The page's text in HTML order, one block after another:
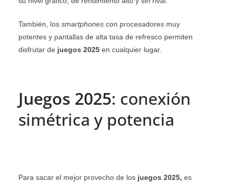
También, los smartphones con procesadores muy
potentes y pantallas de alta tasa de refresco permiten
disfrutar de juegos 2025 en cualquier lugar.
Juegos 2025: conexión
simétrica y potencia
Para sacar el mejor provecho de los juegos 2025, es